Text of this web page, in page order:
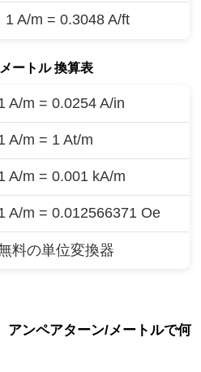
1 A/m = 0.3048 A/ft
ートル 換算表
A/m = 0.0254 A/in
A/m = 1 At/m
A/m = 0.001 kA/m
A/m = 0.012566371 Oe
料の単位変換器
アンペアターン/メートルで何